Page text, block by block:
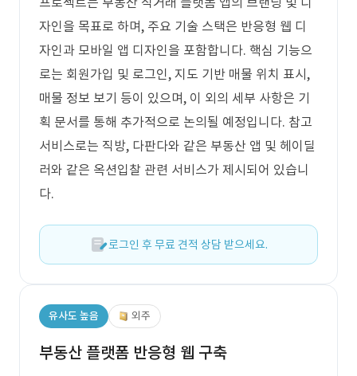
자인을 목표로 하며, 주요 기술 스택은 반응형 웹 디
자인과 모바일 앱 디자인을 포함합니다. 핵심 기능으
로는 회원가입 및 로그인, 지도 기반 매물 위치 표시,
매물 정보 보기 등이 있으며, 이 외의 세부 사항은 기
획 문서를 통해 추가적으로 논의될 예정입니다. 참고
서비스로는 직방, 다판다와 같은 부동산 앱 및 헤이딜
러와 같은 옥션입찰 관련 서비스가 제시되어 있습니
다.
로그인 후 무료 견적 상담 받으세요.
유사도 높음 외주
부동산 플랫폼 반응형 웹 구축